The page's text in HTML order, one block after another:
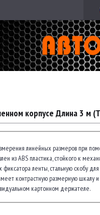
корпусе Длина 3 м
линейных размеров при
из ABS пластика, стойкого к
ленты, стальную скобу
контрастную размерную шкалу
картонном держателе.